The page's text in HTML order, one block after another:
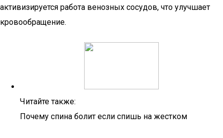
активизируется работа венозных сосудов, что улучшает
кровообращение.
Читайте также:
Почему спина болит если спишь на жестком